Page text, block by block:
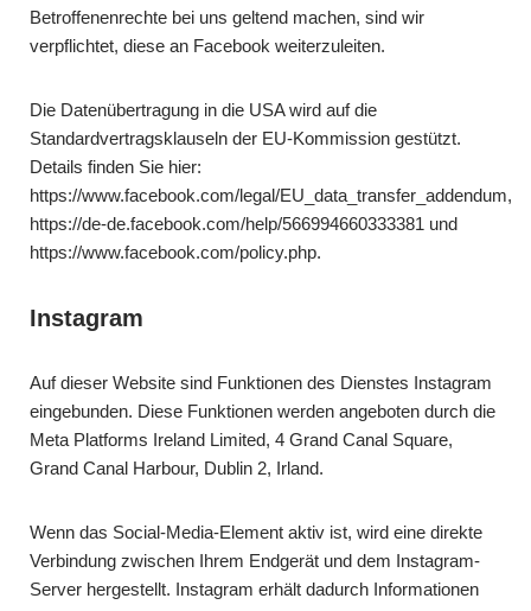
Betroffenenrechte bei uns geltend machen, sind wir
verpflichtet, diese an Facebook weiterzuleiten.
Die Datenübertragung in die USA wird auf die
Standardvertragsklauseln der EU-Kommission gestützt.
Details finden Sie hier:
https://www.facebook.com/legal/EU_data_transfer_addendum,
https://de-de.facebook.com/help/566994660333381 und
https://www.facebook.com/policy.php.
Instagram
Auf dieser Website sind Funktionen des Dienstes Instagram
eingebunden. Diese Funktionen werden angeboten durch die
Meta Platforms Ireland Limited, 4 Grand Canal Square,
Grand Canal Harbour, Dublin 2, Irland.
Wenn das Social-Media-Element aktiv ist, wird eine direkte
Verbindung zwischen Ihrem Endgerät und dem Instagram-
Server hergestellt. Instagram erhält dadurch Informationen